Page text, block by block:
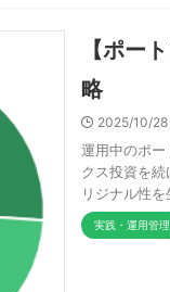
【ポー
略
2025/10/28
運用中のポー
クス投資を
リジナル性
実践・運用管理